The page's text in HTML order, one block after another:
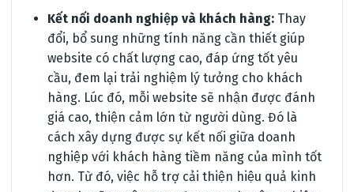
Kết nối doanh nghiệp và khách hàng:Thay
đổi, bổ sung những tính năng cần thiết giúp
website có chất lượng cao, đáp ứng tốt yêu
cầu, đem lại trải nghiệm lý tưởng cho khách
hàng. Lúc đó, mỗi website sẽ nhận được đánh
giá cao, thiện cảm lớn từ người dùng. Đó là
cách xây dựng được sự kết nối giữa doanh
nghiệp với khách hàng tiềm năng của mình tốt
hơn. Từ đó, việc hỗ trợ cải thiện hiệu quả kinh